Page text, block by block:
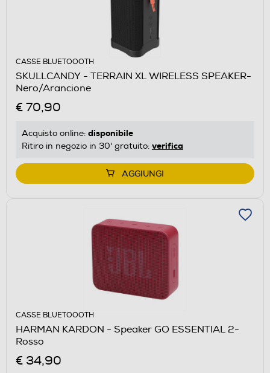
CASSE BLUETOOOTH
SKULLCANDY - TERRAIN XL WIRELESS SPEAKER-
Nero/Arancione
€ 70,90
Acquisto online: disponibile
Ritiro in negozio in 30' gratuito: verifica
AGGIUNGI
CASSE BLUETOOOTH
HARMAN KARDON - Speaker GO ESSENTIAL 2-
Rosso
€ 34,90